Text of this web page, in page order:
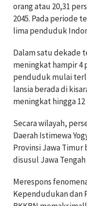
orang atau 20,31
2045. Pada periode
lima penduduk
Dalam satu dekade
meningkat hampir 4
penduduk mulai
lansia berada di
meningkat hingga 12
Secara wilayah,
Daerah Istimewa
Provinsi Jawa Timur
disusul Jawa
Merespons
Kependudukan dan